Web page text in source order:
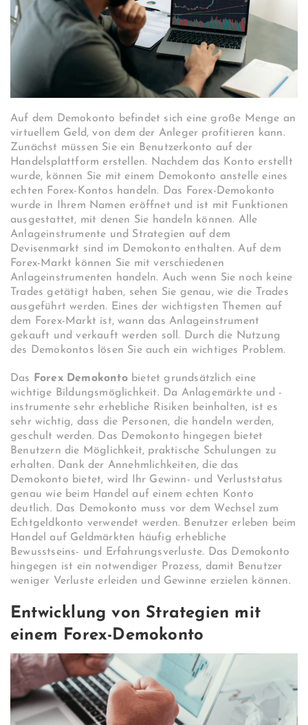
Auf dem Demokonto befindet sich eine große Menge an
virtuellem Geld, von dem der Anleger profitieren kann.
Zunächst müssen Sie ein Benutzerkonto auf der
Handelsplattform erstellen. Nachdem das Konto erstellt
wurde, können Sie mit einem Demokonto anstelle eines
echten Forex-Kontos handeln. Das Forex-Demokonto
wurde in Ihrem Namen eröffnet und ist mit Funktionen
ausgestattet, mit denen Sie handeln können. Alle
Anlageinstrumente und Strategien auf dem
Devisenmarkt sind im Demokonto enthalten. Auf dem
Forex-Markt können Sie mit verschiedenen
Anlageinstrumenten handeln. Auch wenn Sie noch keine
Trades getätigt haben, sehen Sie genau, wie die Trades
ausgeführt werden. Eines der wichtigsten Themen auf
dem Forex-Markt ist, wann das Anlageinstrument
gekauft und verkauft werden soll. Durch die Nutzung
des Demokontos lösen Sie auch ein wichtiges Problem.
Das Forex Demokontobietet grundsätzlich eine
wichtige Bildungsmöglichkeit. Da Anlagemärkte und -
instrumente sehr erhebliche Risiken beinhalten, ist es
sehr wichtig, dass die Personen, die handeln werden,
geschult werden. Das Demokonto hingegen bietet
Benutzern die Möglichkeit, praktische Schulungen zu
erhalten. Dank der Annehmlichkeiten, die das
Demokonto bietet, wird Ihr Gewinn- und Verluststatus
genau wie beim Handel auf einem echten Konto
deutlich. Das Demokonto muss vor dem Wechsel zum
Echtgeldkonto verwendet werden. Benutzer erleben beim
Handel auf Geldmärkten häufig erhebliche
Bewusstseins- und Erfahrungsverluste. Das Demokonto
hingegen ist ein notwendiger Prozess, damit Benutzer
weniger Verluste erleiden und Gewinne erzielen können.
Entwicklung von Strategien mit
einem Forex-Demokonto